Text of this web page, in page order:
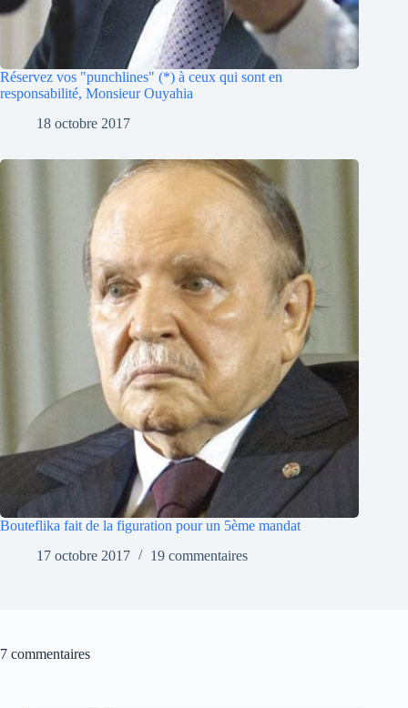
Réservez vos "punchlines" (*) à ceux qui sont en
responsabilité, Monsieur Ouyahia
18 octobre 2017
Bouteflika fait de la figuration pour un 5ème mandat
17 octobre 2017
19 commentaires
7 commentaires